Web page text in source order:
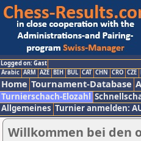
Logged on: Gast
Arabic ARM AZE BIH BUL CAT CHN CRO CZE
Home Tournament-Database
Turnierschach-Elozahl
Allgemeines Turnier anmelden:
Willkommen bei den